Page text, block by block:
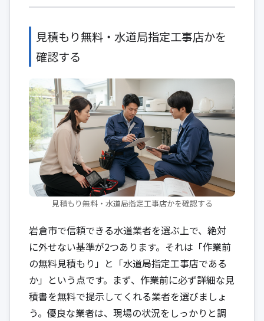
見積もり無料・水道局指定工事店かを
確認する
見積もり無料・水道局指定工事店かを確認する
岩倉市で信頼できる水道業者を選ぶ上で、絶対
に外せない基準が2つあります。それは「作業前
の無料見積もり」と「水道局指定工事店である
か」という点です。まず、作業前に必ず詳細な見
積書を無料で提示してくれる業者を選びましょ
う。優良な業者は、現場の状況をしっかりと調